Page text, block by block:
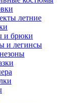
летние
и брюки
и легинсы